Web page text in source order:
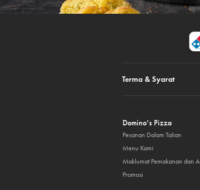
Terma & Syarat
Domino’s Pizza
Pesanan Dalam Talian
Menu Kami
Maklumat Pemakanan dan
Promosi